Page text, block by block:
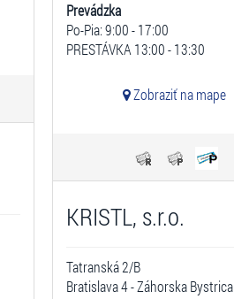
Prevádzka
Po-Pia: 9:00 - 17:00
PRESTÁVKA 13:00 - 13:30
Zobraziť na mape
KRISTL, s.r.o.
Tatranská 2/B
Bratislava 4 - Záhorska Bystrica